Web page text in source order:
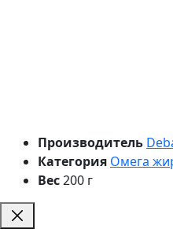
Производитель
Категория Омега
Вес200 г